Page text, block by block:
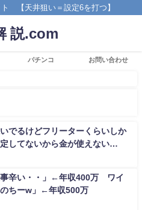
【天井狙い＝設定6を打つ】
説.com
パチンコ お問い合わせ
でるけどフリーターくらいしか
してないから金が使えない…
事辛い・・」←年収400万 ワイ
のちーw」←年収500万